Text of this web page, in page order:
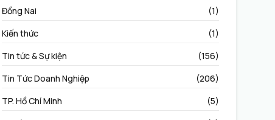
Đồng Nai
(1)
Kiến thức
(1)
Tin tức & Sự kiện
(156)
Tin Tức Doanh Nghiệp
(206)
TP. Hồ Chí Minh
(5)